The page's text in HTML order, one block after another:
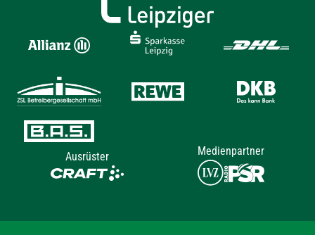
Ausrüster Medienpartner